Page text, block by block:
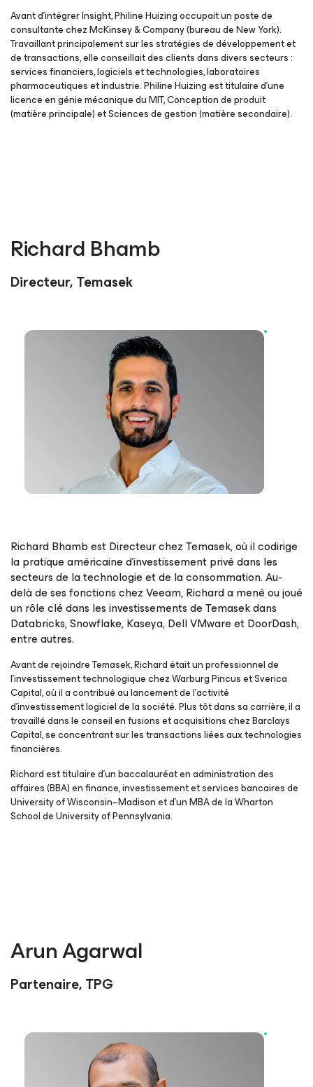
Avant d’intégrer Insight, Philine Huizing occupait un poste de
consultante chez McKinsey & Company (bureau de New York).
Travaillant principalement sur les stratégies de développement et
de transactions, elle conseillait des clients dans divers secteurs :
services financiers, logiciels et technologies, laboratoires
pharmaceutiques et industrie. Philine Huizing est titulaire d'une
licence en génie mécanique du MIT, Conception de produit
(matière principale) et Sciences de gestion (matière secondaire).
Richard Bhamb
Directeur, Temasek
Richard Bhamb est Directeur chez Temasek, où il codirige
la pratique américaine d’investissement privé dans les
secteurs de la technologie et de la consommation. Au-
delà de ses fonctions chez Veeam, Richard a mené ou joué
un rôle clé dans les investissements de Temasek dans
Databricks, Snowflake, Kaseya, Dell VMware et DoorDash,
entre autres.
Avant de rejoindre Temasek, Richard était un professionnel de
l’investissement technologique chez Warburg Pincus et Sverica
Capital, où il a contribué au lancement de l’activité
d’investissement logiciel de la société. Plus tôt dans sa carrière, il a
travaillé dans le conseil en fusions et acquisitions chez Barclays
Capital, se concentrant sur les transactions liées aux technologies
financières.
Richard est titulaire d’un baccalauréat en administration des
affaires (BBA) en finance, investissement et services bancaires de
University of Wisconsin–Madison et d’un MBA de la Wharton
School de University of Pennsylvania.
Arun Agarwal
Partenaire, TPG